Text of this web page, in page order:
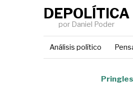
DEPOLÍTICA
por Daniel Poder
Análisis político
Pringles